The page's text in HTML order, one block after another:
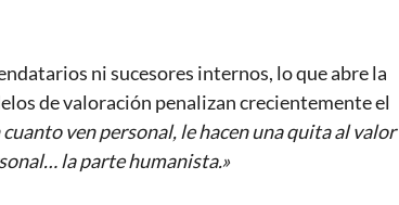
ni sucesores internos, lo que abre la
de valoración penalizan crecientemente el
ven personal, le hacen una quita al valor
la parte humanista.»